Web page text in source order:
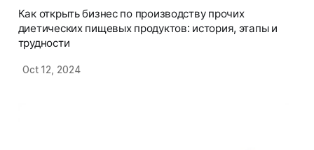
Как открыть бизнес по производству прочих
диетических пищевых продуктов: история, этапы и
трудности
Oct 12, 2024